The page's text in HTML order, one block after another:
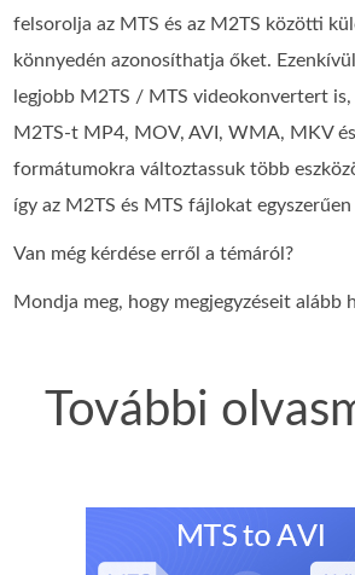
felsorolja az MTS és az M2TS közötti
könnyedén azonosíthatja őket.
legjobb M2TS / MTS videokonvertert
M2TS-t MP4, MOV, AVI, WMA, MKV
formátumokra változtassuk több
így az M2TS és MTS fájlokat
Van még kérdése erről a témáról?
Mondja meg, hogy megjegyzéseit alább
További